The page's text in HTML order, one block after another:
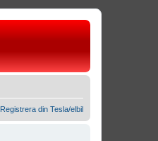
Registrera din Tesla/elbil